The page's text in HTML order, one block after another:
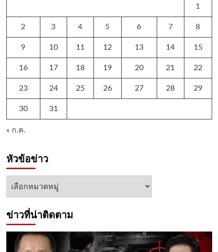
1
2 3 4 5 6 7 8
9 10 11 12 13 14 15
16 17 18 19 20 21 22
23 24 25 26 27 28 29
30 31
« ก.ค.
หัวข้อข่าว
หัวข้อ
ข่าวที่น่าติดตาม